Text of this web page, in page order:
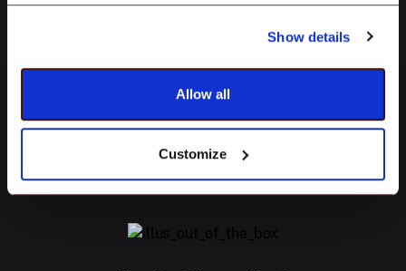
Show details
Allow all
Customize
karmaşıklığını ortadan kaldıran güçlü bir